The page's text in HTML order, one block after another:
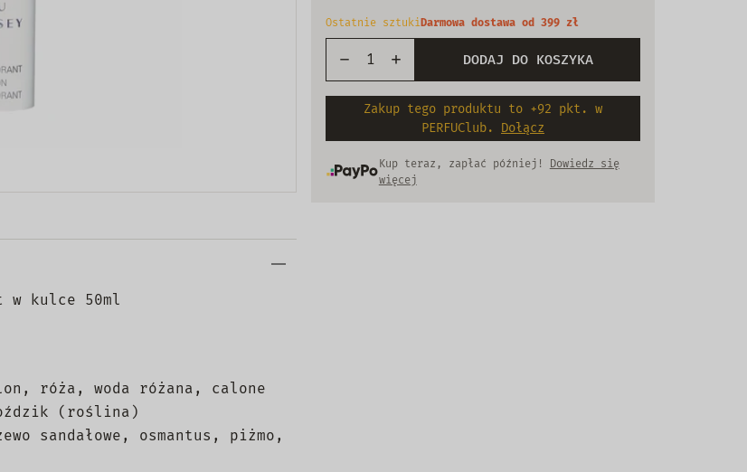
Ostatnie sztukiDarmowa dostawa od 399 zł
DODAJ DO KOSZYKA
Zakup tego produktu to +92 pkt. w
PERFUClub. Dołącz
Kup teraz, zapłać później!
Dowiedz się
więcej
w kulce 50ml
róża, woda różana, calone
(roślina)
sandałowe, osmantus, piżmo,